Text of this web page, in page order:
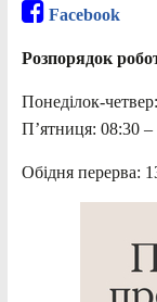
Facebook
Розпорядок
Понеділок-
П’ятниця: 08:30 –
Обідня перерва: